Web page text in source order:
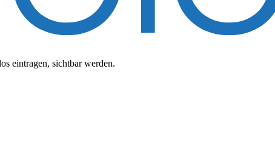
eintragen, sichtbar werden.